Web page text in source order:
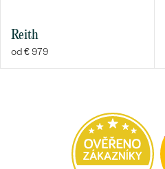
Reith
od € 979